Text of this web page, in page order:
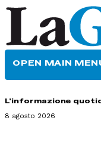
OPEN MAIN
L'informazione
8 agosto 2026